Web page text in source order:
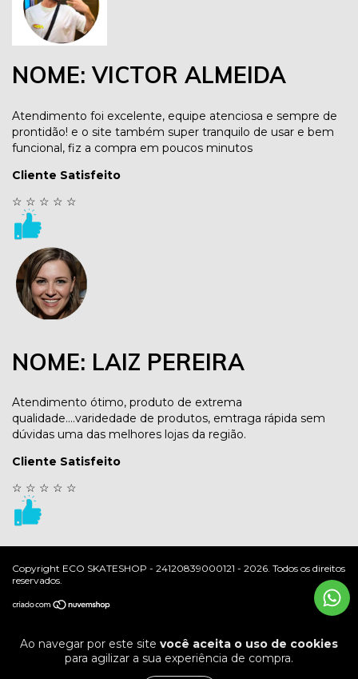
Ao navegar por este site você aceita o uso de cookies
para agilizar a sua experiência de compra.
NOME: VICTOR ALMEIDA
Atendimento foi excelente, equipe atenciosa e sempre de
prontidão! e o site também super tranquilo de usar e bem
funcional, fiz a compra em poucos minutos
Cliente Satisfeito
☆ ☆ ☆ ☆ ☆
NOME: LAIZ PEREIRA
Atendimento ótimo, produto de extrema
qualidade....varidedade de produtos, emtraga rápida sem
dúvidas uma das melhores lojas da região.
Cliente Satisfeito
☆ ☆ ☆ ☆ ☆
Copyright ECO SKATESHOP - 24120839000121 - 2026. Todos os direitos
reservados.